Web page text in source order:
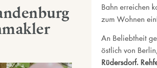
Bahn erreichen
zum Wohnen
An Beliebtheit
östlich von Berlin,
Rüdersdorf.